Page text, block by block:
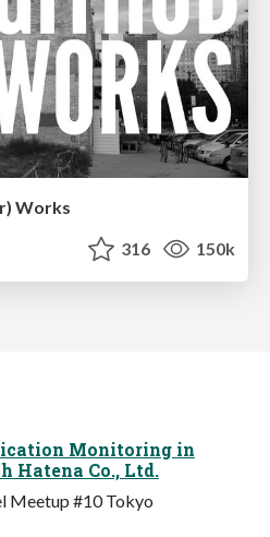
Works
316 150k
Monitoring in
Hatena Co., Ltd.
Meetup #10 Tokyo